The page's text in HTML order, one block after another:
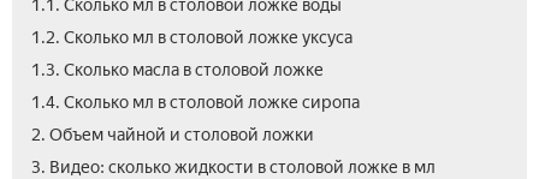
1.1. Сколько мл в столовой ложке воды
1.2. Сколько мл в столовой ложке уксуса
1.3. Сколько масла в столовой ложке
1.4. Сколько мл в столовой ложке сиропа
2. Объем чайной и столовой ложки
3. Видео: сколько жидкости в столовой ложке в мл